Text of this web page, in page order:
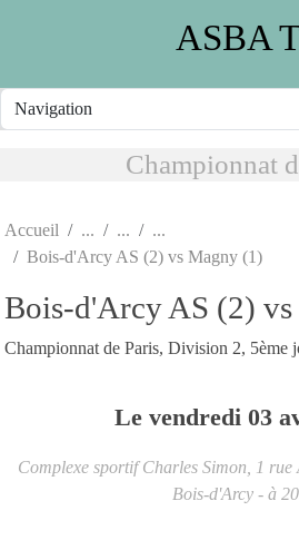
ASBA
Championnat
Accueil
Bois-d'Arcy AS (2) vs Magny (1)
Bois-d'Arcy AS (2)
Championnat de Paris, Division 2, 5ème
Le vendredi 03
Complexe sportif Charles Simon, 1 rue
Bois-d'Arcy - à